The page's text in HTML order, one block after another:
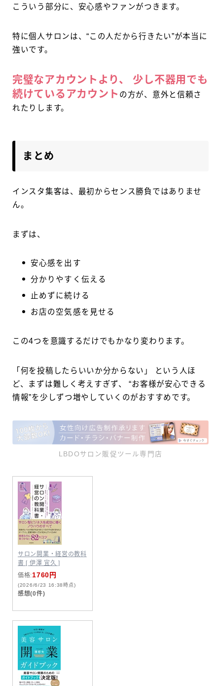
こういう部分に、安心感やファンがつきます。
特に個人サロンは、“この人だから行きたい”が本当に
強いです。
完璧なアカウントより、 少し不器用でも
続けているアカウント の方が、意外と信頼さ
れたりします。
まとめ
インスタ集客は、最初からセンス勝負ではありませ
ん。
まずは、
安心感を出す
分かりやすく伝える
止めずに続ける
お店の空気感を見せる
この4つを意識するだけでもかなり変わります。
「何を投稿したらいいか分からない」 という人ほ
ど、まずは難しく考えすぎず、 “お客様が安心できる
情報”を少しずつ増やしていくのがおすすめです。
LBDOサロン販促ツール専門店
サロン開業・経営の教科
書 [ 伊澤 宜久 ]
価格:1760円
(2026/6/23 16:38時点)
感想(0件)